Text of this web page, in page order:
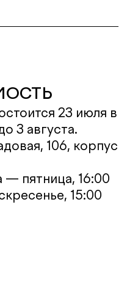
23 июля в
3 августа.
106, корпус
— пятница, 16:00
15:00